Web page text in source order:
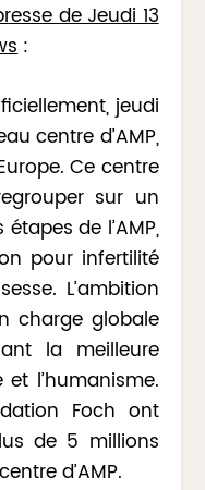
de Jeudi 13
:
jeudi
centre d’AMP,
Ce centre
sur un
de l’AMP,
pour infertilité
L’ambition
charge globale
la meilleure
l’humanisme.
Foch ont
de 5 millions
d’AMP.